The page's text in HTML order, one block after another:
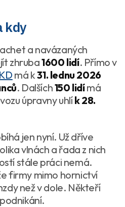
kdy
a navázaných
zhruba1600 lidí. Přímo v
má k31. lednu 2026
. Dalších150 lidímá
úpravny uhlík 28.
jen nyní. Už dříve
vlnách a řada z nich
stále práci nemá.
firmy mimo hornictví
než v dole. Někteří